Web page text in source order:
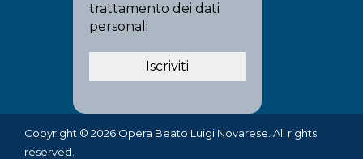
trattamento dei dati
personali
Copyright © 2026 Opera Beato Luigi Novarese. All rights
reserved.